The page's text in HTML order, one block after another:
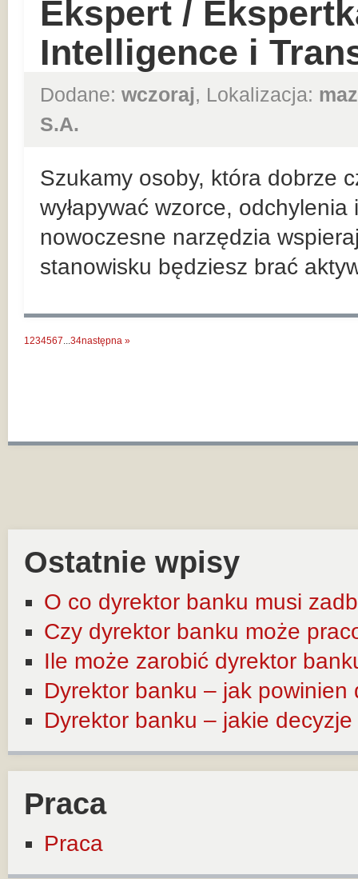
Ekspert /
Intelligence i
Dodane: wczoraj, Lokalizacja:
S.A.
Szukamy osoby, która dobrze
wyłapywać wzorce,
nowoczesne narzędzia
stanowisku będziesz brać
1234567...34następna »
Ostatnie wpisy
O co dyrektor banku musi
Czy dyrektor banku może
Ile może zarobić dyrektor
Dyrektor banku – jak
Dyrektor banku – jakie
Praca
Praca